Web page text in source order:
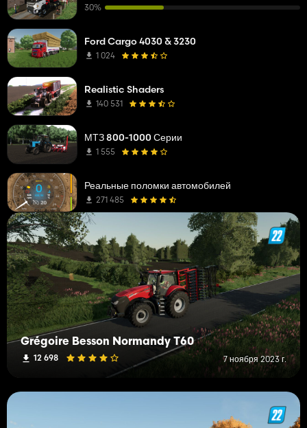
Grégoire Besson Normandy T60
12 698 7 ноября 2023 г.
30%
Ford Cargo 4030 & 3230
1 024
Realistic Shaders
140 531
МТЗ 800-1000 Серии
1 555
Реальные поломки автомобилей
271 485